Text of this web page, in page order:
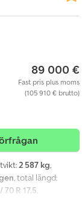
89 000 €
Fast pris plus moms
(105 910 € brutto)
2 587 kg,
, total längd:
70 R 17,5,
bord, diverse